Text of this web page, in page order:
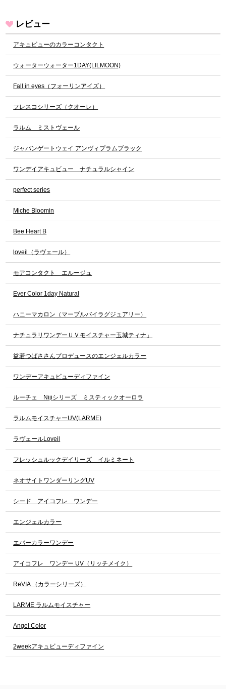
レビュー
アキュビューのカラーコンタクト
ウォーターウォーター1DAY(LILMOON)
Fall in eyes（フォーリンアイズ）
フレスコシリーズ（クオーレ）
ラルム ミストヴェール
ジャパンゲートウェイ アンヴィプラムブラック
ワンデイアキュビュー ナチュラルシャイン
perfect series
Miche Bloomin
Bee Heart B
loveil（ラヴェール）
モアコンタクト エルージュ
Ever Color 1day Natural
ハニーマカロン（マーブルバイラグジュアリー）
ナチュラリワンデーＵＶモイスチャー玉城ティナ」
益若つばささんプロデュースのエンジェルカラー
ワンデーアキュビューディファイン
ルーチェ Nijiシリーズ ミスティックオーロラ
ラルムモイスチャーUV(LARME)
ラヴェールLoveil
フレッシュルックデイリーズ イルミネート
ネオサイトワンダーリングUV
シード アイコフレ ワンデー
エンジェルカラー
エバーカラーワンデー
アイコフレ ワンデー UV（リッチメイク）
ReVIA （カラーシリーズ）
LARME ラルムモイスチャー
Angel Color
2weekアキュビューディファイン